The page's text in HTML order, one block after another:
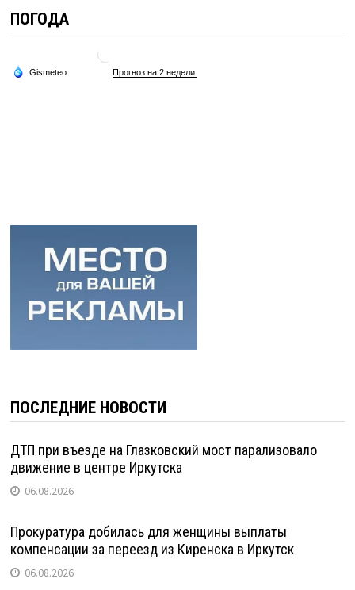
ПОГОДА
ПОСЛЕДНИЕ НОВОСТИ
ДТП при въезде на Глазковский мост парализовало
движение в центре Иркутска
06.08.2026
Прокуратура добилась для женщины выплаты
компенсации за переезд из Киренска в Иркутск
06.08.2026